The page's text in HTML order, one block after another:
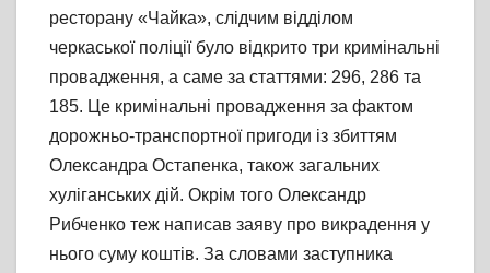
ресторану «Чайка», слідчим відділом
черкаської поліції було відкрито три кримінальні
провадження, а саме за статтями: 296, 286 та
185. Це кримінальні провадження за фактом
дорожньо-транспортної пригоди із збиттям
Олександра Остапенка, також загальних
хуліганських дій. Окрім того Олександр
Рибченко теж написав заяву про викрадення у
нього суму коштів. За словами заступника